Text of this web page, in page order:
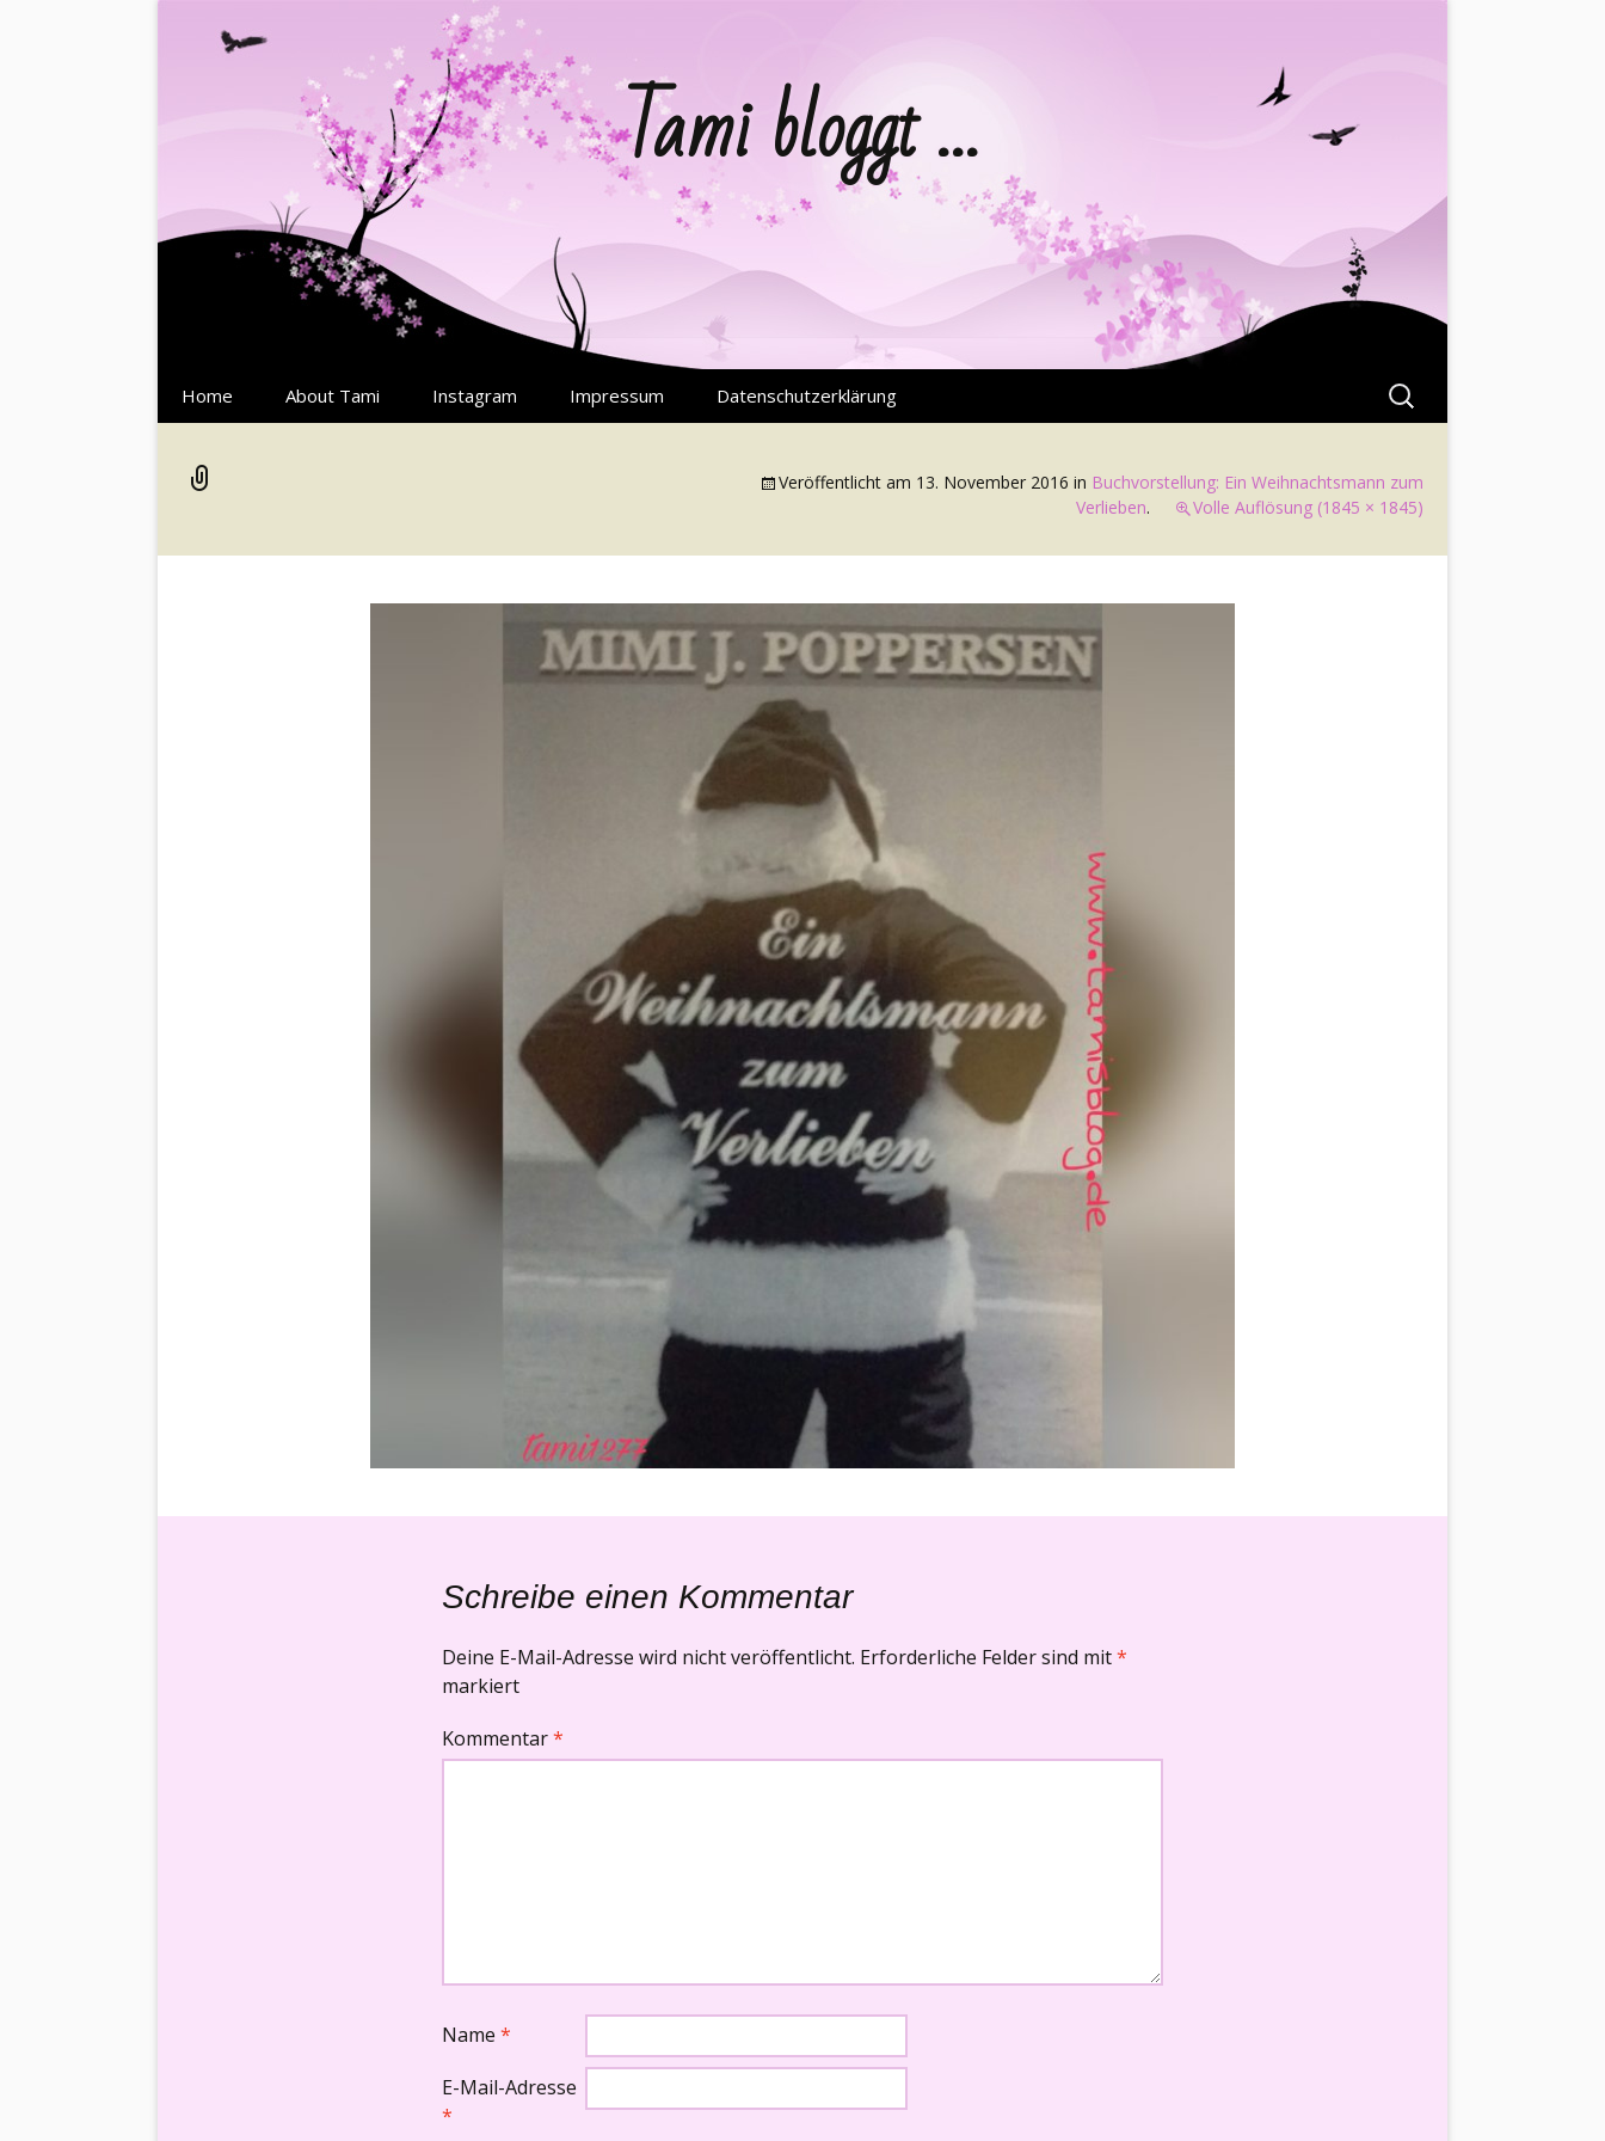
Tami bloggt …
zum
Home About Tami Instagram Impressum Datenschutzerklärung
Suchen
nach:
Veröffentlicht am 13. November 2016 in Buchvorstellung: Ein Weihnachtsmann zum
Verlieben. Volle Auflösung (1845 × 1845)
Schreibe einen Kommentar
Deine E-Mail-Adresse wird nicht veröffentlicht. Erforderliche Felder sind mit*
markiert
Kommentar*
Name *
E-Mail-Adresse
*